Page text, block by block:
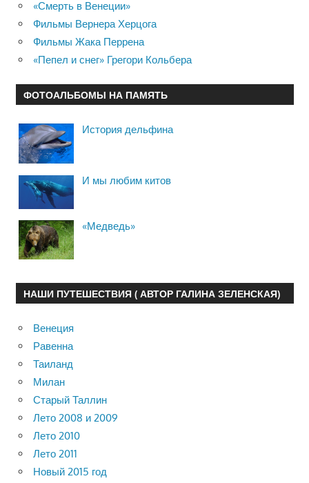
«Смерть в Венеции»
Фильмы Вернера Херцога
Фильмы Жака Перрена
«Пепел и снег» Грегори Кольбера
ФОТОАЛЬБОМЫ НА ПАМЯТЬ
История дельфина
И мы любим китов
«Медведь»
НАШИ ПУТЕШЕСТВИЯ ( АВТОР ГАЛИНА ЗЕЛЕНСКАЯ)
Венеция
Равенна
Таиланд
Милан
Старый Таллин
Лето 2008 и 2009
Лето 2010
Лето 2011
Новый 2015 год